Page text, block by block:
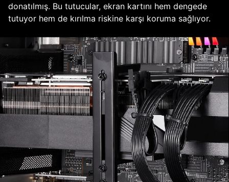
donatılmış. Bu tutucular, ekran kartını hem dengede
tutuyor hem de kırılma riskine karşı koruma sağlıyor.